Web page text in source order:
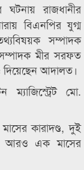
রাজধানীর
বিএনপির যুগ্ম
সম্পাদক
মীর সরফত
আদালত।
ম্যাজিস্ট্রেট মো.
কারাদণ্ড, দুই
আরও এক মাসের